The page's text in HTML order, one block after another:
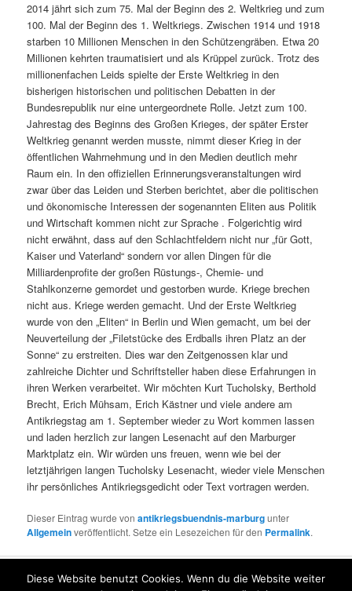
2014 jährt sich zum 75. Mal der Beginn des 2. Weltkrieg und zum
100. Mal der Beginn des 1. Weltkriegs. Zwischen 1914 und 1918
starben 10 Millionen Menschen in den Schützengräben. Etwa 20
Millionen kehrten traumatisiert und als Krüppel zurück. Trotz des
millionenfachen Leids spielte der Erste Weltkrieg in den
bisherigen historischen und politischen Debatten in der
Bundesrepublik nur eine untergeordnete Rolle. Jetzt zum 100.
Jahrestag des Beginns des Großen Krieges, der später Erster
Weltkrieg genannt werden musste, nimmt dieser Krieg in der
öffentlichen Wahrnehmung und in den Medien deutlich mehr
Raum ein. In den offiziellen Erinnerungsveranstaltungen wird
zwar über das Leiden und Sterben berichtet, aber die politischen
und ökonomische Interessen der sogenannten Eliten aus Politik
und Wirtschaft kommen nicht zur Sprache . Folgerichtig wird
nicht erwähnt, dass auf den Schlachtfeldern nicht nur „für Gott,
Kaiser und Vaterland“ sondern vor allen Dingen für die
Milliardenprofite der großen Rüstungs-, Chemie- und
Stahlkonzerne gemordet und gestorben wurde. Kriege brechen
nicht aus. Kriege werden gemacht. Und der Erste Weltkrieg
wurde von den „Eliten“ in Berlin und Wien gemacht, um bei der
Neuverteilung der „Filetstücke des Erdballs ihren Platz an der
Sonne“ zu erstreiten. Dies war den Zeitgenossen klar und
zahlreiche Dichter und Schriftsteller haben diese Erfahrungen in
ihren Werken verarbeitet. Wir möchten Kurt Tucholsky, Berthold
Brecht, Erich Mühsam, Erich Kästner und viele andere am
Antikriegstag am 1. September wieder zu Wort kommen lassen
und laden herzlich zur langen Lesenacht auf den Marburger
Marktplatz ein. Wir würden uns freuen, wenn wie bei der
letztjährigen langen Tucholsky Lesenacht, wieder viele Menschen
ihr persönliches Antikriegsgedicht oder Text vortragen werden.
Dieser Eintrag wurde vonantikriegsbuendnis-marburgunter
Allgemeinveröffentlicht. Setze ein Lesezeichen für den Permalink.
Über uns Mit Stolz präsentiert von WordPress
Diese Website benutzt Cookies. Wenn du die Website weiter